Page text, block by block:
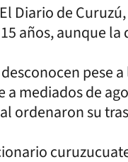
Diario de
años, aunque
desconocen pese
a mediados de
ordenaron su